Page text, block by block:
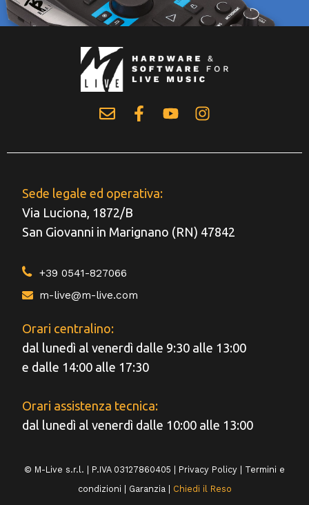
Sede legale ed operativa:
Via Luciona, 1872/B
San Giovanni in Marignano (RN) 47842
+39 0541-827066
m-live@m-live.com
Orari centralino:
dal lunedì al venerdì dalle 9:30 alle 13:00
e dalle 14:00 alle 17:30
Orari assistenza tecnica:
dal lunedì al venerdì dalle 10:00 alle 13:00
© M-Live s.r.l. | P.IVA 03127860405 | Privacy Policy
Termini e
condizioni
Garanzia Chiedi il Reso